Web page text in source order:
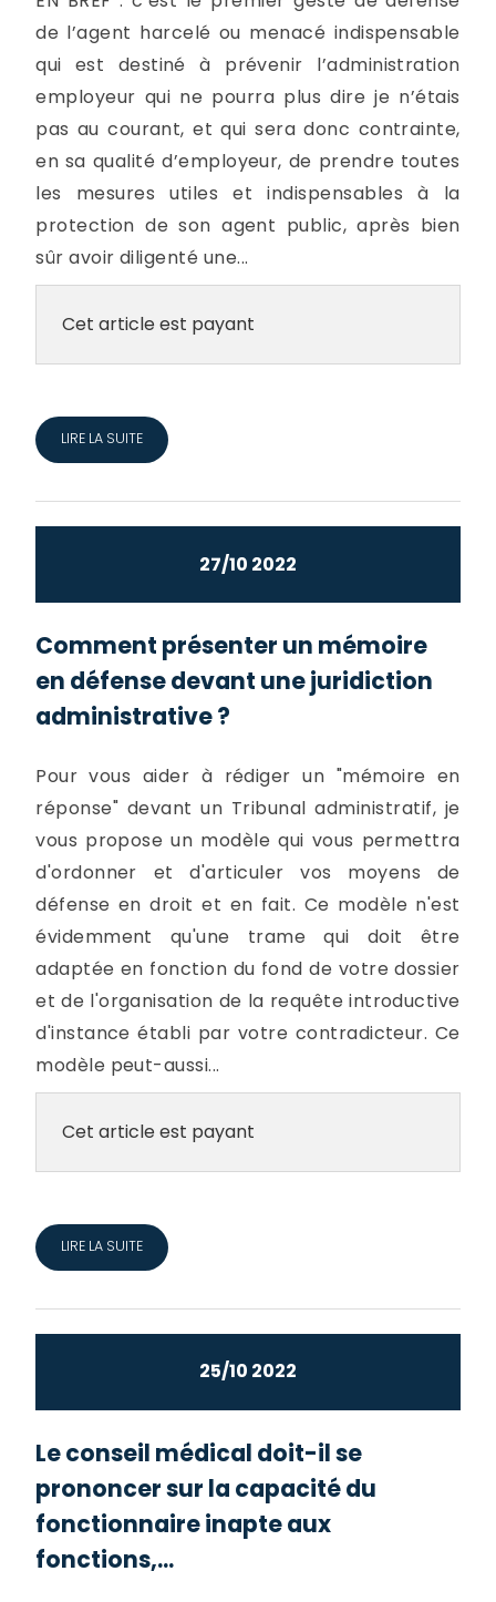
de l’agent harcelé ou menacé indispensable
qui est destiné à prévenir l’administration
employeur qui ne pourra plus dire je n’étais
pas au courant, et qui sera donc contrainte,
en sa qualité d’employeur, de prendre toutes
les mesures utiles et indispensables à la
protection de son agent public, après bien
sûr avoir diligenté une...
Cet article est payant
LIRE LA SUITE
27/10 2022
Comment présenter un mémoire
en défense devant une juridiction
administrative ?
Pour vous aider à rédiger un "mémoire en
réponse" devant un Tribunal administratif, je
vous propose un modèle qui vous permettra
d'ordonner et d'articuler vos moyens de
défense en droit et en fait. Ce modèle n'est
évidemment qu'une trame qui doit être
adaptée en fonction du fond de votre dossier
et de l'organisation de la requête introductive
d'instance établi par votre contradicteur. Ce
modèle peut-aussi...
Cet article est payant
LIRE LA SUITE
25/10 2022
Le conseil médical doit-il se
prononcer sur la capacité du
fonctionnaire inapte aux
fonctions,...